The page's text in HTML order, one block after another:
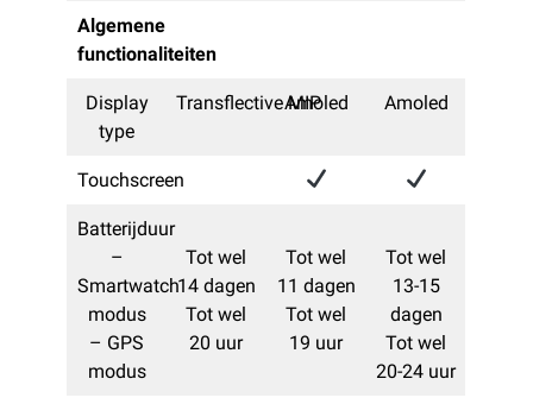
Algemene
functionaliteiten
Display
type
Transflective MIP​
Amoled Amoled
Touchscreen
Batterijduur
–
Smartwatch
modus
– GPS
modus
Tot wel
14 dagen
Tot wel
20 uur
Tot wel
11 dagen
Tot wel
19 uur
Tot wel
13-15
dagen
Tot wel
20-24 uur